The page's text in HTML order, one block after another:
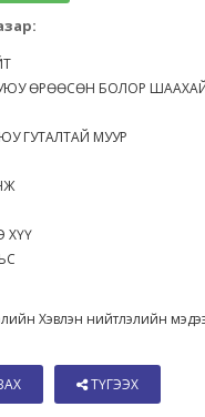
ӨРӨӨСӨН БОЛОР
ГУТАЛТАЙ МУУР
ХҮҮ
Хэвлэн нийтлэлийн
ТҮГЭЭХ